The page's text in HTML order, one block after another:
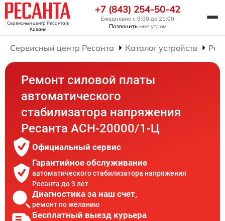
Сервисный центр Ресанта в
Казани
+7 (843) 254-50-42
Ежедневно с 9:00 до 21:00
Позвонить мне утром
Сервисный центр Ресанта Каталог устройств
Ремонт силовой платы
автоматического
стабилизатора напряжения
Ресанта АСН-20000/1-Ц
Официальный сервис
Гарантийное обслуживание
автоматического стабилизатора напряжения
Ресанта до 3 лет
Диагностика за наш счет,
ремонт по желанию
Бесплатный выезд курьера